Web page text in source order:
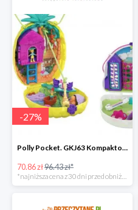
-27%
Polly Pocket. GKJ63 Kompaktowa torebka, mix
70.86 zł96.43 zł*
*najniższa cena z 30 dni przed obniżką